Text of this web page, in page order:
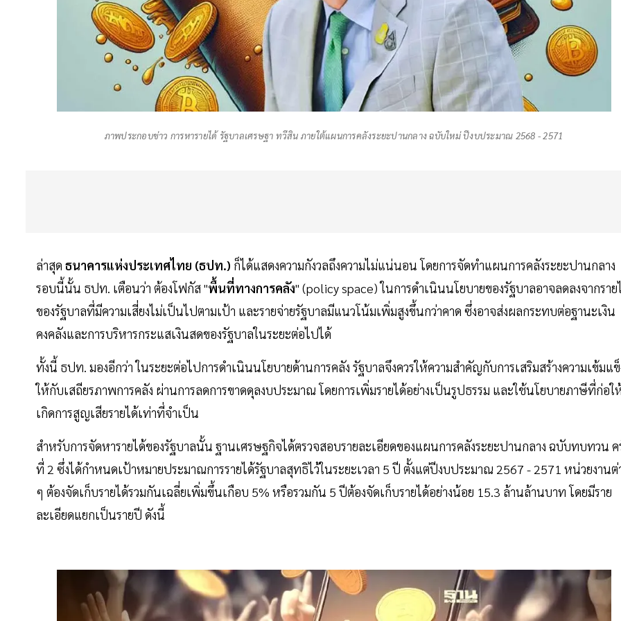
ภาพประกอบข่าว การหารายได้ รัฐบาลเศรษฐา ทวีสิน ภายใต้แผนการคลังระยะปานกลาง ฉบับใหม่ ปีงบประมาณ 2568 - 2571
ล่าสุด ธนาคารแห่งประเทศไทย (ธปท.) ก็ได้แสดงความกังวลถึงความไม่แน่นอน โดยการจัดทำแผนการคลังระยะปานกลาง
รอบนี้นั้น ธปท. เตือนว่า ต้องโฟกัส "พื้นที่ทางการคลัง" (policy space) ในการดำเนินนโยบายของรัฐบาลอาจลดลงจากราย
ของรัฐบาลที่มีความเสี่ยงไม่เป็นไปตามเป้า และรายจ่ายรัฐบาลมีแนวโน้มเพิ่มสูงขึ้นกว่าคาด ซึ่งอาจส่งผลกระทบต่อฐานะเงิน
คงคลังและการบริหารกระแสเงินสดของรัฐบาลในระยะต่อไปได้
ทั้งนี้ ธปท. มองอีกว่า ในระยะต่อไปการดำเนินนโยบายด้านการคลัง รัฐบาลจึงควรให้ความสำคัญกับการเสริมสร้างความเข้มแ
ให้กับเสถียรภาพการคลัง ผ่านการลดการขาดดุลงบประมาณ โดยการเพิ่มรายได้อย่างเป็นรูปธรรม และใช้นโยบายภาษีที่ก่อใ
เกิดการสูญเสียรายได้เท่าที่จำเป็น
สำหรับการจัดหารายได้ของรัฐบาลนั้น ฐานเศรษฐกิจได้ตรวจสอบรายละเอียดของแผนการคลังระยะปานกลาง ฉบับทบทวน ค
ที่ 2 ซึ่งได้กำหนดเป้าหมายประมาณการรายได้รัฐบาลสุทธิไว้ในระยะเวลา 5 ปี ตั้งแต่ปีงบประมาณ 2567 - 2571 หน่วยงานต่
ๆ ต้องจัดเก็บรายได้รวมกันเฉลี่ยเพิ่มขึ้นเกือบ 5% หรือรวมกัน 5 ปีต้องจัดเก็บรายได้อย่างน้อย 15.3 ล้านล้านบาท โดยมีราย
ละเอียดแยกเป็นรายปี ดังนี้